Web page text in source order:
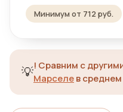
Минимум от 712 руб.
💡! Сравним с
Марселев